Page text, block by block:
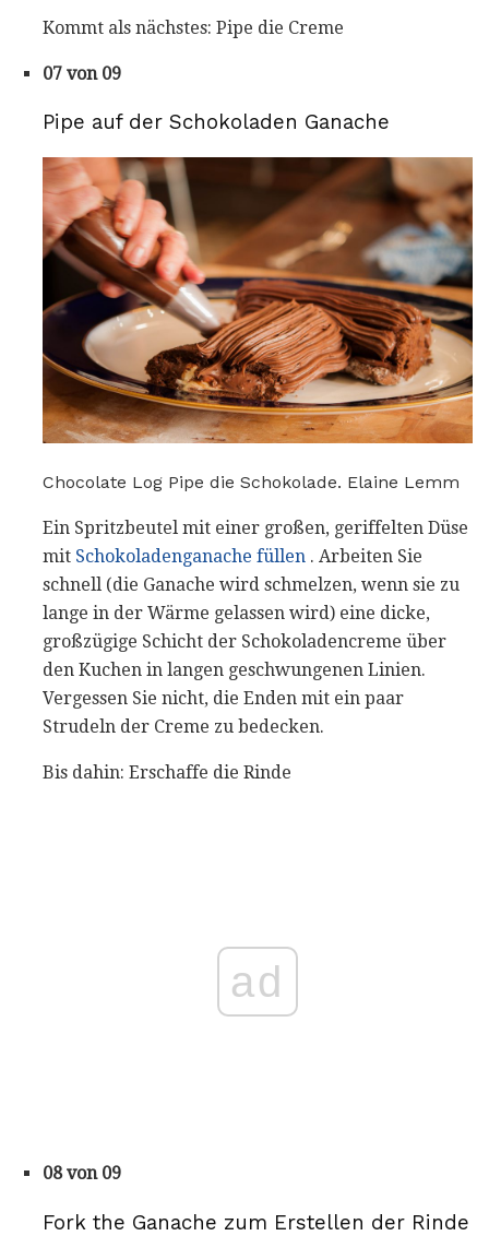
Kommt als nächstes: Pipe die Creme
07 von 09
Pipe auf der Schokoladen Ganache
Chocolate Log Pipe die Schokolade. Elaine Lemm
Ein Spritzbeutel mit einer großen, geriffelten Düse
mit Schokoladenganache füllen . Arbeiten Sie
schnell (die Ganache wird schmelzen, wenn sie zu
lange in der Wärme gelassen wird) eine dicke,
großzügige Schicht der Schokoladencreme über
den Kuchen in langen geschwungenen Linien.
Vergessen Sie nicht, die Enden mit ein paar
Strudeln der Creme zu bedecken.
Bis dahin: Erschaffe die Rinde
ad
08 von 09
Fork the Ganache zum Erstellen der Rinde